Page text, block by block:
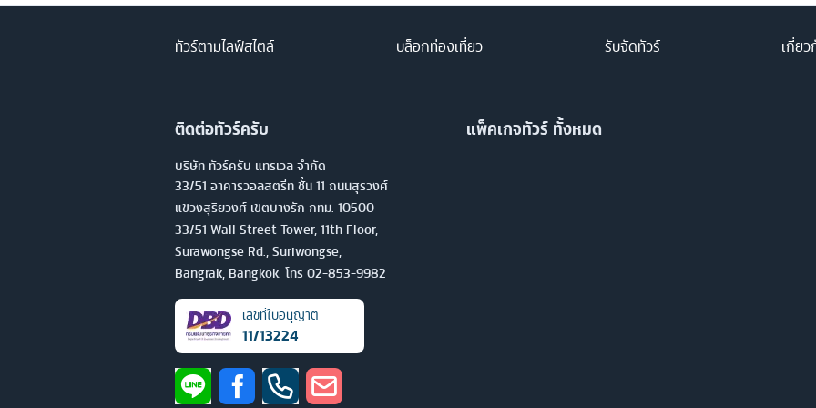
ทัวร์ตามไลฟ์สไตล์ บล็อกท่องเที่ยว รับจัดทัวร์ เกี่ยว
ติดต่อทัวร์ครับ
บริษัท ทัวร์ครับ แทรเวล จำกัด
33/51 อาคารวอลสตรีท ชั้น 11 ถนนสุรวงศ์
แขวงสุริยวงศ์ เขตบางรัก กทม. 10500
33/51 Wall Street Tower, 11th Floor,
Surawongse Rd., Suriwongse,
Bangrak, Bangkok. โทร 02-853-9982
เลขที่ใบอนุญาต
11/13224
แพ็คเกจทัวร์ ทั้งหมด